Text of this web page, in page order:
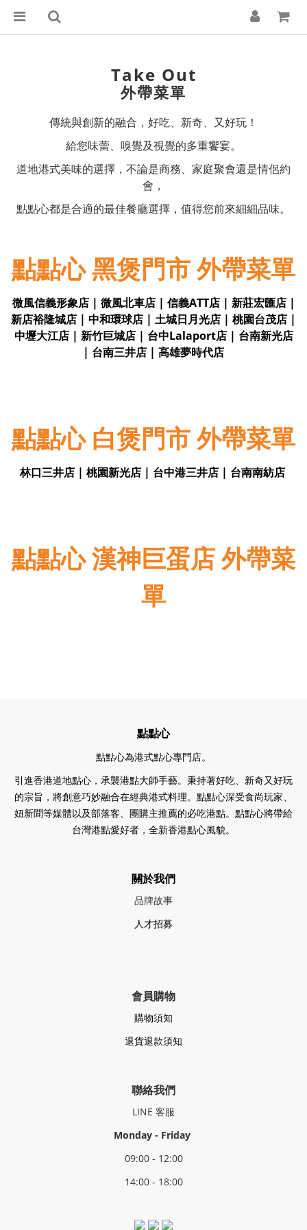
Take Out
外帶菜單
傳統與創新的融合，好吃、新奇、又好玩！
給您味蕾、嗅覺及視覺的多重饗宴。
道地港式美味的選擇，不論是商務、家庭聚會還是情侶約
會，
點點心都是合適的最佳餐廳選擇，值得您前來細細品味。
點點心 黑煲門市 外帶菜單
微風信義形象店 | 微風北車店 | 信義ATT店 | 新莊宏匯店 |
新店裕隆城店 | 中和環球店 | 土城日月光店 | 桃園台茂店 |
中壢大江店 | 新竹巨城店 | 台中Lalaport店 | 台南新光店
| 台南三井店 | 高雄夢時代店
點點心 白煲門市 外帶菜單
林口三井店 | 桃園新光店 | 台中港三井店 | 台南南紡店
點點心 漢神巨蛋店 外帶菜
單
點點心
點點心為港式點心專門店。
引進香港道地點心，承襲港點大師手藝。 秉持著好吃、新奇又好玩
的宗旨，將創意巧妙融合在經典港式料理。點點心深受食尚玩家、
妞新聞等媒體以及部落客、團購主推薦的必吃港點。 點點心將帶給
台灣港點愛好者，全新香港點心風貌。
關於我們
品牌故事
人才招募
會員購物
購物須知
退貨退款須知
聯絡我們
LINE 客服
Monday - Friday
09:00 - 12:00
14:00 - 18:00